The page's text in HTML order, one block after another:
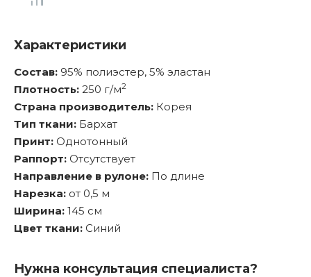
Характеристики
Состав: 95% полиэстер, 5% эластан
Плотность: 250 г/м2
Страна производитель: Корея
Тип ткани: Бархат
Принт: Однотонный
Раппорт: Отсутствует
Направление в рулоне: По длине
Нарезка: от 0,5 м
Ширина: 145 см
Цвет ткани: Синий
Нужна консультация специалиста?